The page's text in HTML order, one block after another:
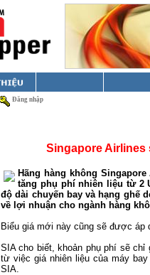
Đăng nhập
Singapore Airlines
Hãng hàng không
tăng phụ phí nhiên liệu từ 2
độ dài chuyến bay và hạng ghế
về lợi nhuận cho ngành hàng
Biểu giá mới này cũng sẽ được áp
SIA cho biết, khoản phụ phí sẽ chỉ
từ việc giá nhiên liệu của máy
SIA.